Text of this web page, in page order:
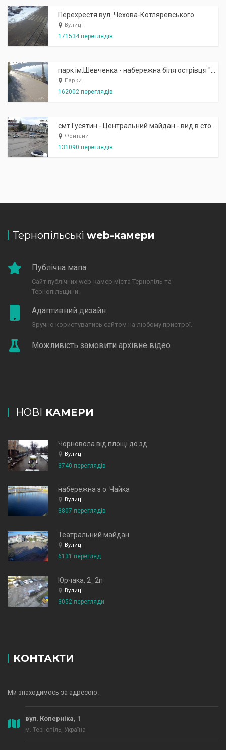
Перехрестя вул. Чехова-Котляревського
Вулиці
171534 переглядів
парк ім.Шевченка - набережна біля острівця "Закоханих"
Парки
162002 переглядів
смт.Гусятин - Центральний майдан - вид в сторону фонтану
Фонтани
131090 переглядів
Тернопільські web-камери
Публічна мапа
Сайт публічних web-камер міста Тернопіль та
Тернопільщини.
Адаптивний дизайн
Зручно користуватись сайтом на любому пристрої.
Можливість замовити архівне відео
НОВІ КАМЕРИ
Чорновола від площі до зд
Вулиці
3740 переглядів
набережна з о. Чайка
Вулиці
3807 переглядів
Театральний майдан
Вулиці
6131 перегляд
Юрчака, 2_2п
Вулиці
3052 перегляди
КОНТАКТИ
Ми знаходимось за адресою.
вул. Коперніка, 1
м. Тернопіль, Україна